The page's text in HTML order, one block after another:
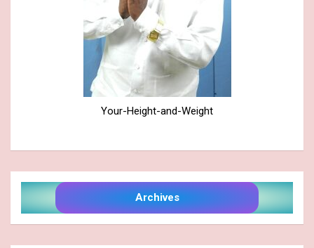
Your-Height-and-Weight
Archives